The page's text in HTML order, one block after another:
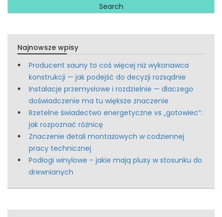
Najnowsze wpisy
Producent sauny to coś więcej niż wykonawca
konstrukcji — jak podejść do decyzji rozsądnie
Instalacje przemysłowe i rozdzielnie — dlaczego
doświadczenie ma tu większe znaczenie
Rzetelne świadectwo energetyczne vs „gotowiec”:
jak rozpoznać różnicę
Znaczenie detali montażowych w codziennej
pracy technicznej
Podłogi winylowe – jakie mają plusy w stosunku do
drewnianych